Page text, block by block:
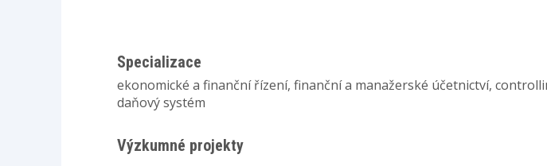
Specializace
ekonomické a finanční řízení, finanční a manažerské účetnictví,
daňový systém
Výzkumné projekty